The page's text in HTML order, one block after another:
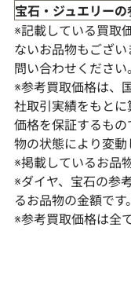
K18 ルビー ブローチ
参考買取価格
宝石・ジュエリー
※記載している買取
ないお品物もござ
問い合わせください。
※参考買取価格は、
社取引実績をもと
価格を保証するも
物の状態により変動
※掲載しているお品
※ダイヤ、宝石の参
るお品物の金額です。
※参考買取価格は全